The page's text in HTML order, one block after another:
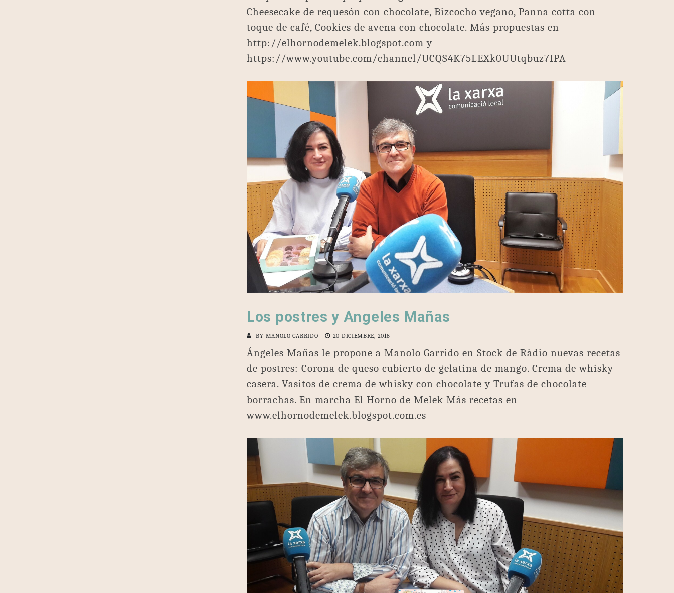
Cheesecake de requesón con chocolate, Bizcocho vegano, Panna cotta con
toque de café, Cookies de avena con chocolate. Más propuestas en
http://elhornodemelek.blogspot.com y
https://www.youtube.com/channel/UCQS4K75LEXk0UUtqbuz7IPA
Los postres y Angeles Mañas
BY MANOLO GARRIDO 20 DICIEMBRE, 2018
Ángeles Mañas le propone a Manolo Garrido en Stock de Ràdio nuevas recetas
de postres: Corona de queso cubierto de gelatina de mango. Crema de whisky
casera. Vasitos de crema de whisky con chocolate y Trufas de chocolate
borrachas. En marcha El Horno de Melek Más recetas en
www.elhornodemelek.blogspot.com.es